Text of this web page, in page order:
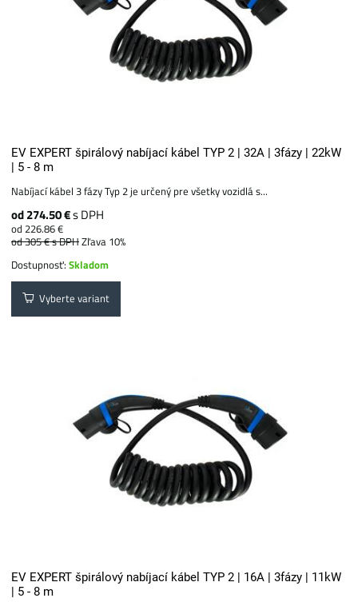
EV EXPERT špirálový nabíjací kábel TYP 2 | 32A | 3fázy | 22kW
| 5 - 8 m
Nabíjací kábel 3 fázy Typ 2 je určený pre všetky vozidlá s...
od 274.50 €s DPH
od 226.86 €
od 305 €s DPHZľava 10%
Dostupnosť:Skladom
Vyberte variant
EV EXPERT špirálový nabíjací kábel TYP 2 | 16A | 3fázy | 11kW
| 5 - 8 m